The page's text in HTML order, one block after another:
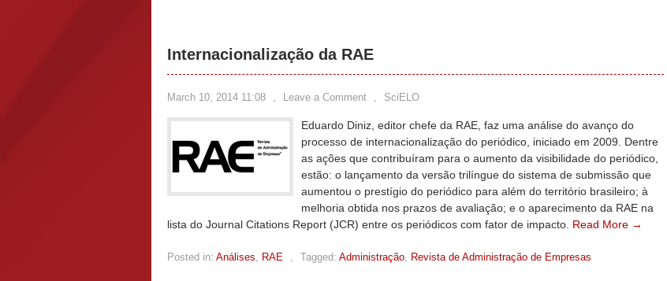
Internacionalização da RAE
March 10, 2014 11:08 , Leave a Comment , SciELO
Eduardo Diniz, editor chefe da RAE, faz uma análise do avanço do
processo de internacionalização do periódico, iniciado em 2009. Dentre
as ações que contribuíram para o aumento da visibilidade do periódico,
estão: o lançamento da versão trilíngue do sistema de submissão que
aumentou o prestígio do periódico para além do território brasileiro; à
melhoria obtida nos prazos de avaliação; e o aparecimento da RAE na
lista do Journal Citations Report (JCR) entre os periódicos com fator de impacto. Read More →
Posted in: Análises, RAE , Tagged: Administração, Revista de Administração de Empresas